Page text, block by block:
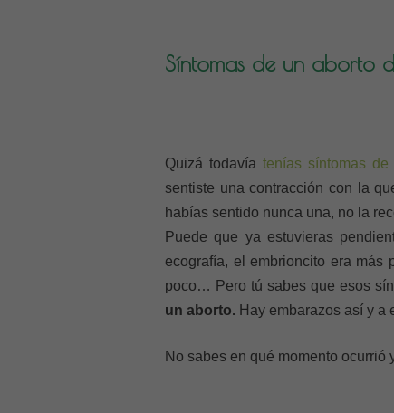
Síntomas de un aborto
Quizá todavía tenías síntomas de
sentiste una contracción con la
habías sentido nunca una, no la
Puede que ya estuvieras
ecografía, el embrioncito era más
poco… Pero tú sabes que esos
un aborto. Hay embarazos así y a
No sabes en qué momento ocurrió